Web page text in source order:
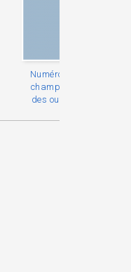
Numéro 07 - Différents
champs d'application
des outils du sensible